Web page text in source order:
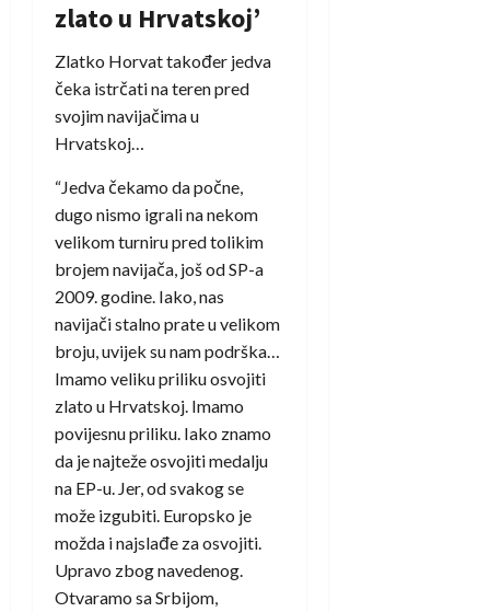
zlato u Hrvatskoj’
Zlatko Horvat također jedva
čeka istrčati na teren pred
svojim navijačima u
Hrvatskoj…
“Jedva čekamo da počne,
dugo nismo igrali na nekom
velikom turniru pred tolikim
brojem navijača, još od SP-a
2009. godine. Iako, nas
navijači stalno prate u velikom
broju, uvijek su nam podrška…
Imamo veliku priliku osvojiti
zlato u Hrvatskoj. Imamo
povijesnu priliku. Iako znamo
da je najteže osvojiti medalju
na EP-u. Jer, od svakog se
može izgubiti. Europsko je
možda i najslađe za osvojiti.
Upravo zbog navedenog.
Otvaramo sa Srbijom,